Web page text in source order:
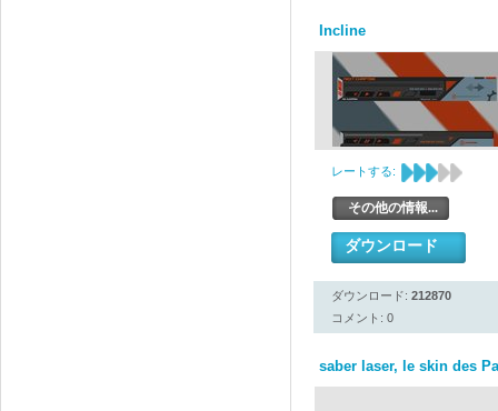
Incline
レートする:
その他の情報...
ダウンロード
ダウンロード: 212870
コメント: 0
saber laser, le skin des